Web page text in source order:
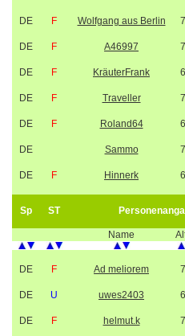
DE F Wolfgang aus Berlin
DE F A46997
DE F KräuterFrank
DE F Traveller
DE F Roland64
DE Sammo
DE F Hinnerk
Sp ST
Name
DE F Ad meliorem
DE U uwes2403
DE F helmut.k